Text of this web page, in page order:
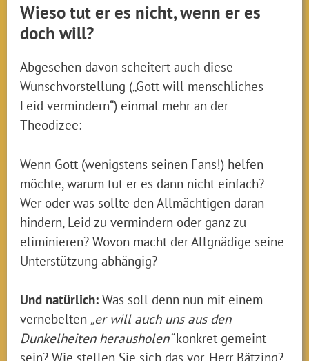
Wieso tut er es nicht, wenn er es
doch will?
Abgesehen davon scheitert auch diese
Wunschvorstellung („Gott will menschliches
Leid vermindern“) einmal mehr an der
Theodizee:
Wenn Gott (wenigstens seinen Fans!) helfen
möchte, warum tut er es dann nicht einfach?
Wer oder was sollte den Allmächtigen daran
hindern, Leid zu vermindern oder ganz zu
eliminieren? Wovon macht der Allgnädige seine
Unterstützung abhängig?
Und natürlich:Was soll denn nun mit einem
vernebelten „er will auch uns aus den
Dunkelheiten herausholen“konkret gemeint
sein? Wie stellen Sie sich das vor, Herr Bätzing?